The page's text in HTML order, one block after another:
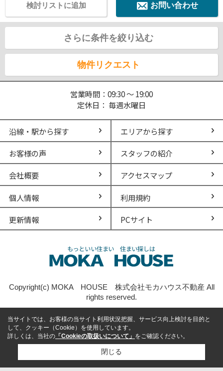
お問い合わせ
検討リストに追加
さらに条件を絞り込む
物件リクエスト
営業時間：09:30 ～ 19:00
定休日： 毎週水曜日
沿線・駅から探す エリアから探す
お客様の声 スタッフの紹介
会社概要 アクセスマップ
個人情報 利用規約
更新情報 PCサイト
Copyright(c) MOKA HOUSE 株式会社モカハウス不動産 All
rights reserved.
当サイトでは、お客様の当サイト利用状況把握、サービス向上検討を目的と
して、クッキー（Cookie）を使用しています。
詳しくは、当社の 「Cookieの取扱いについて」 をご確認ください。
閉じる